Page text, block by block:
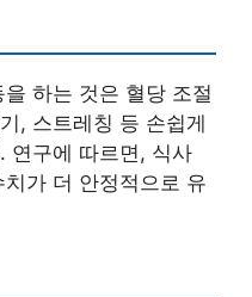
하는 것은 혈당 조절
, 스트레칭 등 손쉽게
연구에 따르면, 식사
가 더 안정적으로 유